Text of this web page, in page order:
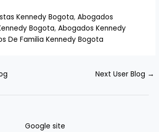
Kennedy Bogota,Abogados
Bogota,Abogados Kennedy
De Familia Kennedy Bogota
Next User Blog →
Google site